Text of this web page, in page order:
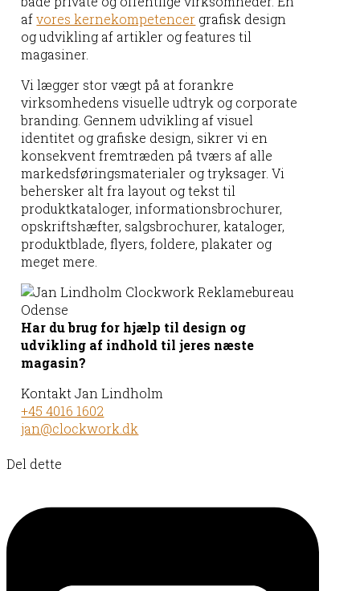
afvores kernekompetencer grafisk design
og udvikling af artikler og features til
magasiner.
Vi lægger stor vægt på at forankre
virksomhedens visuelle udtryk og corporate
branding. Gennem udvikling af visuel
identitet og grafiske design, sikrer vi en
konsekvent fremtræden på tværs af alle
markedsføringsmaterialer og tryksager. Vi
behersker alt fra layout og tekst til
produktkataloger, informationsbrochurer,
opskriftshæfter, salgsbrochurer, kataloger,
produktblade, flyers, foldere, plakater og
meget mere.
Har du brug for hjælp til design og
udvikling af indhold til jeres næste
magasin?
Kontakt Jan Lindholm
+45 4016 1602
jan@clockwork.dk
Del dette